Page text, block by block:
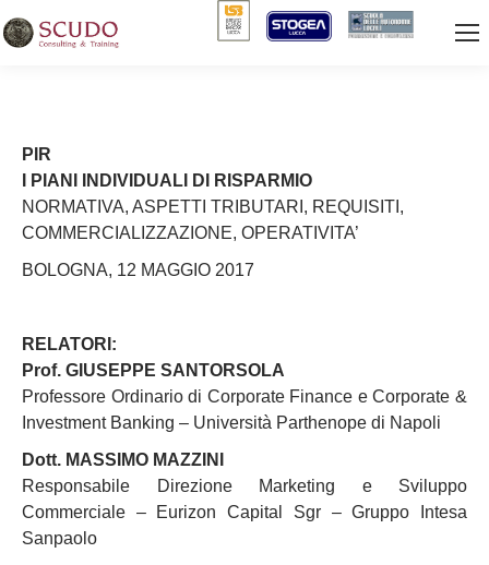
PIR
I PIANI INDIVIDUALI DI RISPARMIO
NORMATIVA, ASPETTI TRIBUTARI, REQUISITI,
COMMERCIALIZZAZIONE, OPERATIVITA’
BOLOGNA, 12 MAGGIO 2017
RELATORI:
Prof. GIUSEPPE SANTORSOLA
Professore Ordinario di Corporate Finance e Corporate &
Investment Banking – Università Parthenope di Napoli
Dott. MASSIMO MAZZINI
Responsabile Direzione Marketing e Sviluppo
Commerciale – Eurizon Capital Sgr – Gruppo Intesa
Sanpaolo